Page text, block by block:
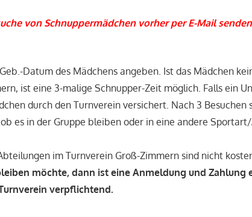
von Schnuppermädchen vorher per E-Mail
Datum des Mädchens angeben. Ist das Mädchen
ist eine 3-malige Schnupper-Zeit möglich. Falls ein
durch den Turnverein versichert. Nach 3 Besuchen
es in der Gruppe bleiben oder in eine andere
im Turnverein Groß-Zimmern sind nicht
möchte, dann ist eine Anmeldung und Zahlung
verpflichtend.